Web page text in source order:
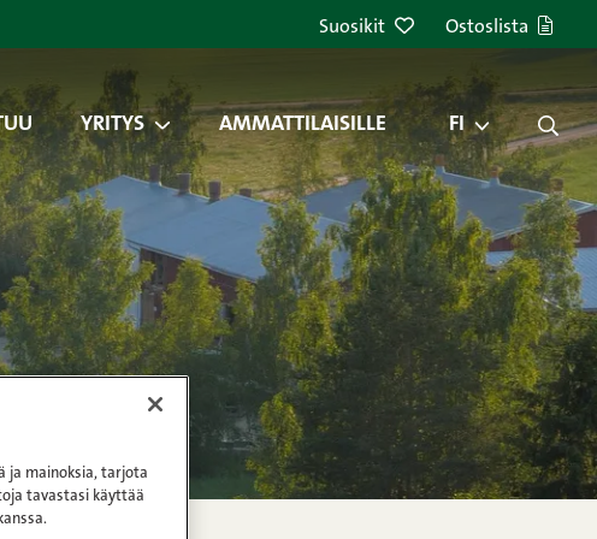
Suosikit Ostoslista
YRITYS AMMATTILAISILLE FI
ja mainoksia, tarjota
tavastasi käyttää